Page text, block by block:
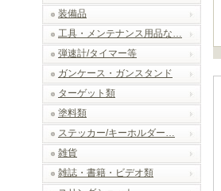
装備品
工具・メンテナンス用品な…
弾速計/タイマー等
ガンケース・ガンスタンド
ターゲット類
塗料類
ステッカー/キーホルダー…
雑貨
雑誌・書籍・ビデオ類